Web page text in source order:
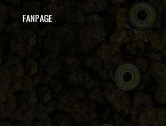
FANPAGE